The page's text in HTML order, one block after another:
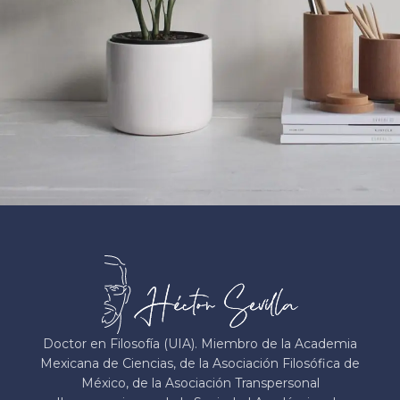
Doctor en Filosofía (UIA). Miembro de la Academia
Mexicana de Ciencias, de la Asociación Filosófica de
México, de la Asociación Transpersonal